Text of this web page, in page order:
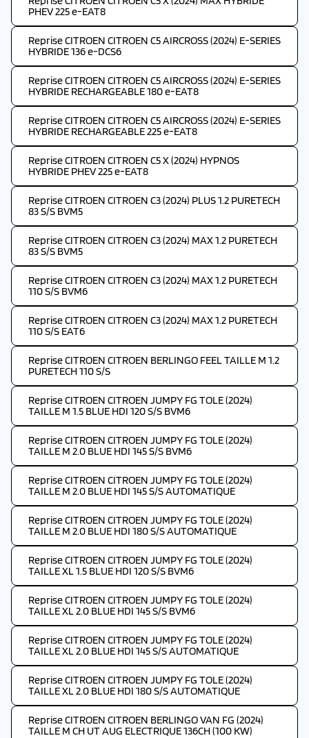
PHEV 225 e-EAT8
Reprise CITROEN CITROEN C5 AIRCROSS (2024) E-SERIES
HYBRIDE 136 e-DCS6
Reprise CITROEN CITROEN C5 AIRCROSS (2024) E-SERIES
HYBRIDE RECHARGEABLE 180 e-EAT8
Reprise CITROEN CITROEN C5 AIRCROSS (2024) E-SERIES
HYBRIDE RECHARGEABLE 225 e-EAT8
Reprise CITROEN CITROEN C5 X (2024) HYPNOS
HYBRIDE PHEV 225 e-EAT8
Reprise CITROEN CITROEN C3 (2024) PLUS 1.2 PURETECH
83 S/S BVM5
Reprise CITROEN CITROEN C3 (2024) MAX 1.2 PURETECH
83 S/S BVM5
Reprise CITROEN CITROEN C3 (2024) MAX 1.2 PURETECH
110 S/S BVM6
Reprise CITROEN CITROEN C3 (2024) MAX 1.2 PURETECH
110 S/S EAT6
Reprise CITROEN CITROEN BERLINGO FEEL TAILLE M 1.2
PURETECH 110 S/S
Reprise CITROEN CITROEN JUMPY FG TOLE (2024)
TAILLE M 1.5 BLUE HDI 120 S/S BVM6
Reprise CITROEN CITROEN JUMPY FG TOLE (2024)
TAILLE M 2.0 BLUE HDI 145 S/S BVM6
Reprise CITROEN CITROEN JUMPY FG TOLE (2024)
TAILLE M 2.0 BLUE HDI 145 S/S AUTOMATIQUE
Reprise CITROEN CITROEN JUMPY FG TOLE (2024)
TAILLE M 2.0 BLUE HDI 180 S/S AUTOMATIQUE
Reprise CITROEN CITROEN JUMPY FG TOLE (2024)
TAILLE XL 1.5 BLUE HDI 120 S/S BVM6
Reprise CITROEN CITROEN JUMPY FG TOLE (2024)
TAILLE XL 2.0 BLUE HDI 145 S/S BVM6
Reprise CITROEN CITROEN JUMPY FG TOLE (2024)
TAILLE XL 2.0 BLUE HDI 145 S/S AUTOMATIQUE
Reprise CITROEN CITROEN JUMPY FG TOLE (2024)
TAILLE XL 2.0 BLUE HDI 180 S/S AUTOMATIQUE
Reprise CITROEN CITROEN BERLINGO VAN FG (2024)
TAILLE M CH UT AUG ELECTRIQUE 136CH (100 KW)